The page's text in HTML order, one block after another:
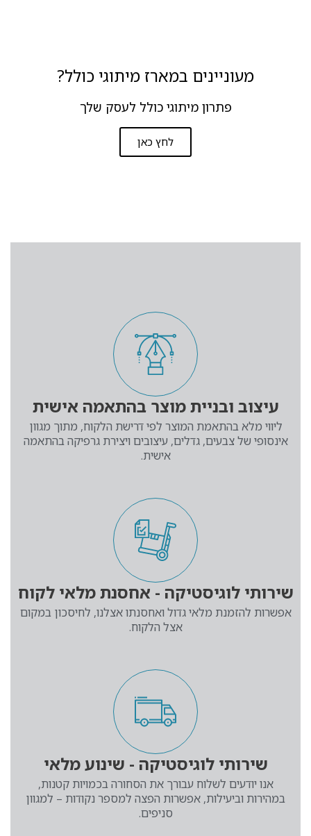
מעוניינים במארז מיתוגי כולל?
פתרון מיתוגי כולל לעסק שלך
לחץ כאן
עיצוב ובניית מוצר בהתאמה אישית
ליווי מלא בהתאמת המוצר לפי דרישת הלקוח, מתוך מגוון
אינסופי של צבעים, גדלים, עיצובים ויצירת גרפיקה בהתאמה
אישית.
שירותי לוגיסטיקה - אחסנת מלאי לקוח
אפשרות להזמנת מלאי גדול ואחסנתו אצלנו, לחיסכון במקום
אצל הלקוח.
שירותי לוגיסטיקה - שינוע מלאי
אנו יודעים לשלוח עבורך את הסחורה בכמויות קטנות,
במהירות וביעילות, אפשרות הפצה למספר נקודות – למגוון
סניפים.